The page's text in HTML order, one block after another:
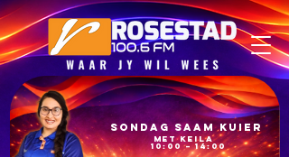
10:00 – 14:00
met Keila
Sondag Saam Kuier